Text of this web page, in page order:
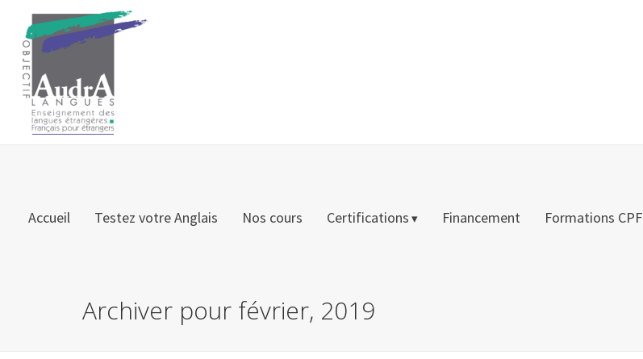
Accueil Testez votre Anglais Nos cours Certifications Financement Formations CPF
Archiver pour février, 2019